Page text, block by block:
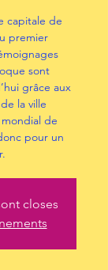
capitale de
premier
sont
grâce aux
la ville
de
pour un
closes